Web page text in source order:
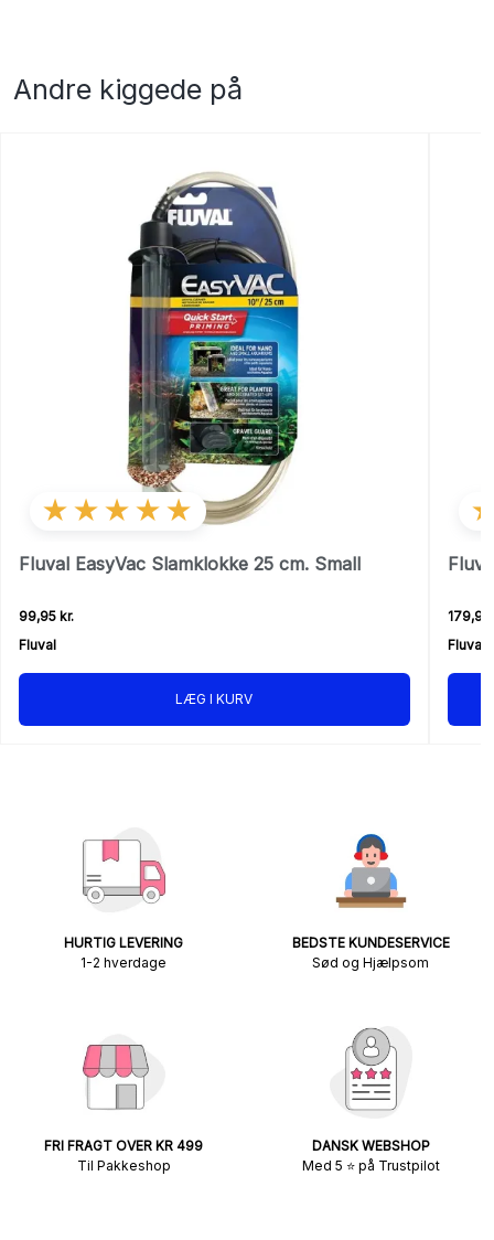
Andre kiggede på
★★★★★
Fluval EasyVac Slamklokke 25 cm. Small
99,95 kr.
Fluval
LÆG I KURV
179,95
Fluval
HURTIG LEVERING
1-2 hverdage
BEDSTE KUNDESERVICE
Sød og Hjælpsom
FRI FRAGT OVER KR 499
Til Pakkeshop
DANSK WEBSHOP
Med 5 ⭐ på Trustpilot